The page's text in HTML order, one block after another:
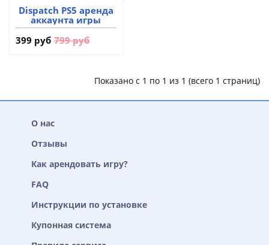
Dispatch PS5 аренда
аккаунта игры
399 руб 799 руб
Показано с 1 по 1 из 1 (всего 1 страниц)
О нас
Отзывы
Как арендовать игру?
FAQ
Инструкции по установке
Купонная система